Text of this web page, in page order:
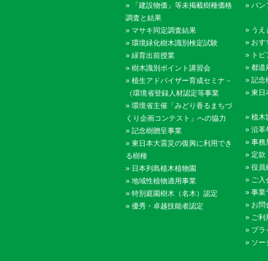
»
「建設物価」等未掲載樹種価格
調査と結果
» マサキ同定調査結果
» 環境緑化樹木識別検定試験
» 緑育出前授業
» 樹木識別ポイント講習会
» 植生アドバイザー育成セミナ－
（環境省登録人材認定等事業
» 環境省主催「みどり香るまちづ
くり企画コンテスト」への協力
» 記念樹贈呈事業
» 東日本大震災の復興に利用でき
る樹種
» 日本列島植木植物園
» 地域性植物適用事業
» 特別庭園樹木（名木）認定
» 優秀・卓越技能者認定
» パン
» うえ
» おす
» ト
» 都道
» 記念
» 東日
» 植木
» 沿革
» 事務
» 定款
» 役員
» ご入
» 事業
» お問
» ご利
» プラ
» ソー